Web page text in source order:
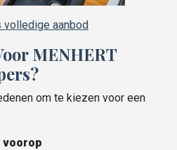
volledige aanbod
MENHERT
om te kiezen voor een
voorop